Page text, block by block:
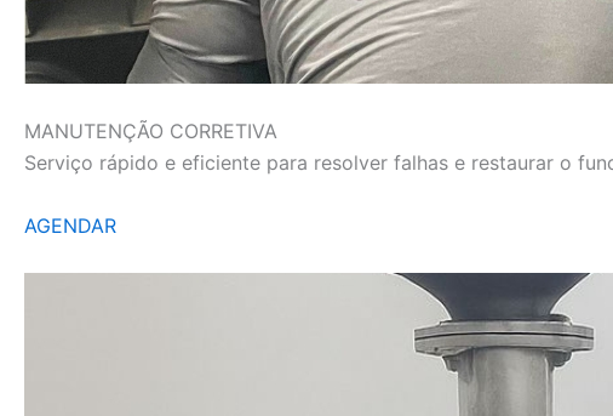
MANUTENÇÃO CORRETIVA
Serviço rápido e eficiente para resolver falhas e restaurar o
AGENDAR